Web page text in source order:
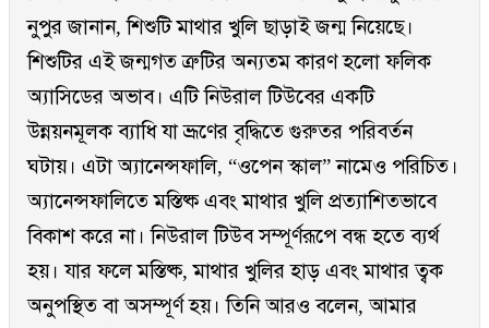
নুপুর জানান, শিশুটি মাথার খুলি ছাড়াই জন্ম নিয়েছে।
শিশুটির এই জন্মগত ত্রুটির অন্যতম কারণ হলো ফলিক
অ্যাসিডের অভাব। এটি নিউরাল টিউবের একটি
উন্নয়নমূলক ব্যাধি যা ভ্রূণের বৃদ্ধিতে গুরুতর পরিবর্তন
ঘটায়। এটা অ্যানেন্সফালি, “ওপেন স্কাল” নামেও পরিচিত।
অ্যানেন্সফালিতে মস্তিষ্ক এবং মাথার খুলি প্রত্যাশিতভাবে
বিকাশ করে না। নিউরাল টিউব সম্পূর্ণরূপে বন্ধ হতে ব্যর্থ
হয়। যার ফলে মস্তিষ্ক, মাথার খুলির হাড় এবং মাথার ত্বক
অনুপস্থিত বা অসম্পূর্ণ হয়। তিনি আরও বলেন, আমার